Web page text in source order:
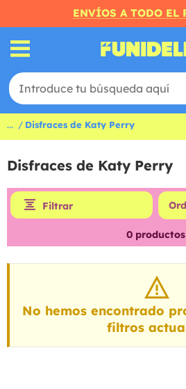
ENVÍOS A TODO EL
... Disfraces de Katy Perry
Disfraces de Katy Perry
Filtrar
0productos
No hemos encontrado
filtros